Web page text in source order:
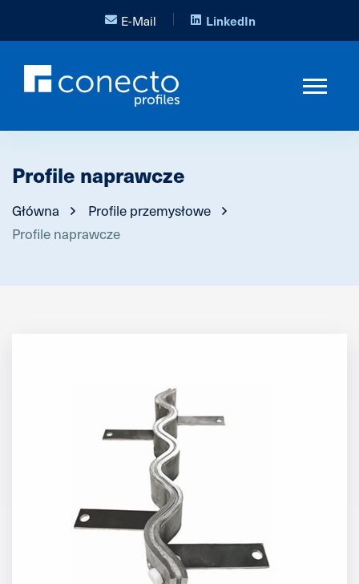
E-Mail LinkedIn
Profile naprawcze
Główna
Profile przemysłowe
Profile naprawcze